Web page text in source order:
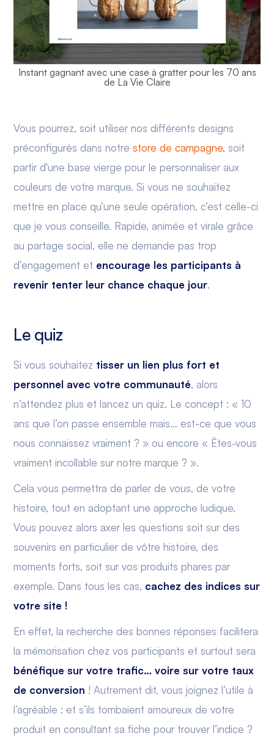
Instant gagnant avec une case à gratter pour les 70 ans
de La Vie Claire
Vous pourrez, soit utiliser nos différents designs
préconfigurés dans notrestore de campagne, soit
partir d'une base vierge pour le personnaliser aux
couleurs de votre marque. Si vous ne souhaitez
mettre en place qu’une seule opération, c’est celle-ci
que je vous conseille. Rapide, animée et virale grâce
au partage social, elle ne demande pas trop
d’engagement et encourage les participants à
revenir tenter leur chance chaque jour.
Le quiz
Si vous souhaitez tisser un lien plus fort et
personnel avec votre communauté, alors
n’attendez plus et lancez un quiz. Le concept : « 10
ans que l’on passe ensemble mais… est-ce que vous
nous connaissez vraiment ? » ou encore « Êtes-vous
vraiment incollable sur notre marque ? ».
Cela vous permettra de parler de vous, de votre
histoire, tout en adoptant une approche ludique.
Vous pouvez alors axer les questions soit sur des
souvenirs en particulier de vôtre histoire, des
moments forts, soit sur vos produits phares par
exemple. Dans tous les cas, cachez des indices sur
votre site !
En effet, la recherche des bonnes réponses facilitera
la mémorisation chez vos participants et surtout sera
bénéfique sur votre trafic… voire sur votre taux
de conversion ! Autrement dit, vous joignez l’utile à
l’agréable : et s’ils tombaient amoureux de votre
produit en consultant sa fiche pour trouver l’indice ?